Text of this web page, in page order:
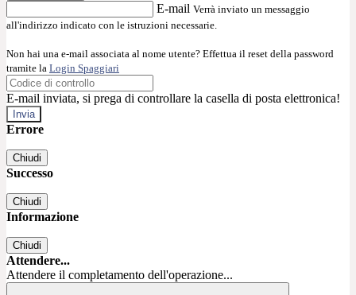
E-mail Verrà inviato un messaggio
all'indirizzo indicato con le istruzioni necessarie.
Non hai una e-mail associata al nome utente? Effettua il reset della password
tramite la Login Spaggiari
E-mail inviata, si prega di controllare la casella di posta elettronica!
Errore
Chiudi
Successo
Chiudi
Informazione
Chiudi
Attendere...
Attendere il completamento dell'operazione...